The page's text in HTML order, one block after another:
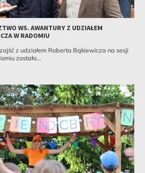
WS. AWANTURY Z UDZIAŁEM
W RADOMIU
z udziałem Roberta Bąkiewicza na sesji
zostało...